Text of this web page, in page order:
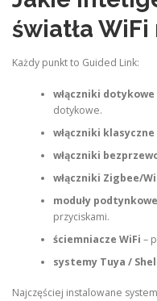
światła
Każdy punkt to Guided Link:
włączniki dotykowe
dotykowe.
włączniki klasyczne
włączniki
włączniki Zigbee/
moduły
przyciskami.
ściemniacze WiFi –
systemy Tuya /
Najczęściej instalowane